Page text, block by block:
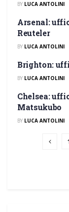
BY LUCA ANTOLINI
CALCIO FEMMINILE
Arsenal:
Reuteler
BY LUCA ANTOLINI
CALCIO FEMMINILE
Brighton:
BY LUCA ANTOLINI
CALCIO FEMMINILE
Chelsea:
Matsukubo
BY LUCA ANTOLINI